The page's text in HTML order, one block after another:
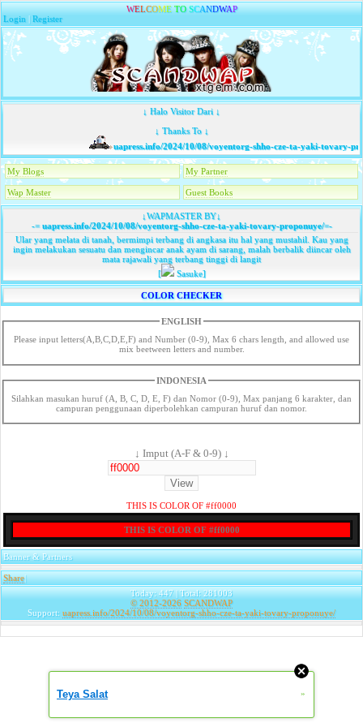
WELCOME TO SCANDWAP
Login |Register
↓ Halo Visitor Dari ↓
↓ Thanks To ↓
uapress.info/2024/10/08/voyentorg-shho-cze-ta-yaki-tovary-
My Blogs My Partner
Wap Master Guest Books
↓WAPMASTER BY↓
-=uapress.info/2024/10/08/voyentorg-shho-cze-ta-yaki-tovary-proponuye/=-
Ular yang melata di tanah, bermimpi terbang di angkasa itu hal yang mustahil. Kau yang
ingin melakukan sesuatu dan mengincar anak ayam di sarang, malah berbalik diincar oleh
mata rajawali yang terbang tinggi di langit
[
Sasuke]
COLOR CHECKER
ENGLISH
Please input letters(A,B,C,D,E,F) and Number (0-9), Max 6 chars length, and allowed use
mix beetween letters and number.
INDONESIA
Silahkan masukan huruf (A, B, C, D, E, F) dan Nomor (0-9), Max panjang 6 karakter, dan
campuran penggunaan diperbolehkan campuran huruf dan nomor.
↓ Imput (A-F & 0-9) ↓
THIS IS COLOR OF #ff0000
THIS IS COLOR OF #ff0000
Banner & Partners
Share|
Today: 447 | Total: 281003
© 2012-2026 SCANDWAP
Support: uapress.info/2024/10/08/voyentorg-shho-cze-ta-yaki-tovary-proponuye/
Teya Salat »